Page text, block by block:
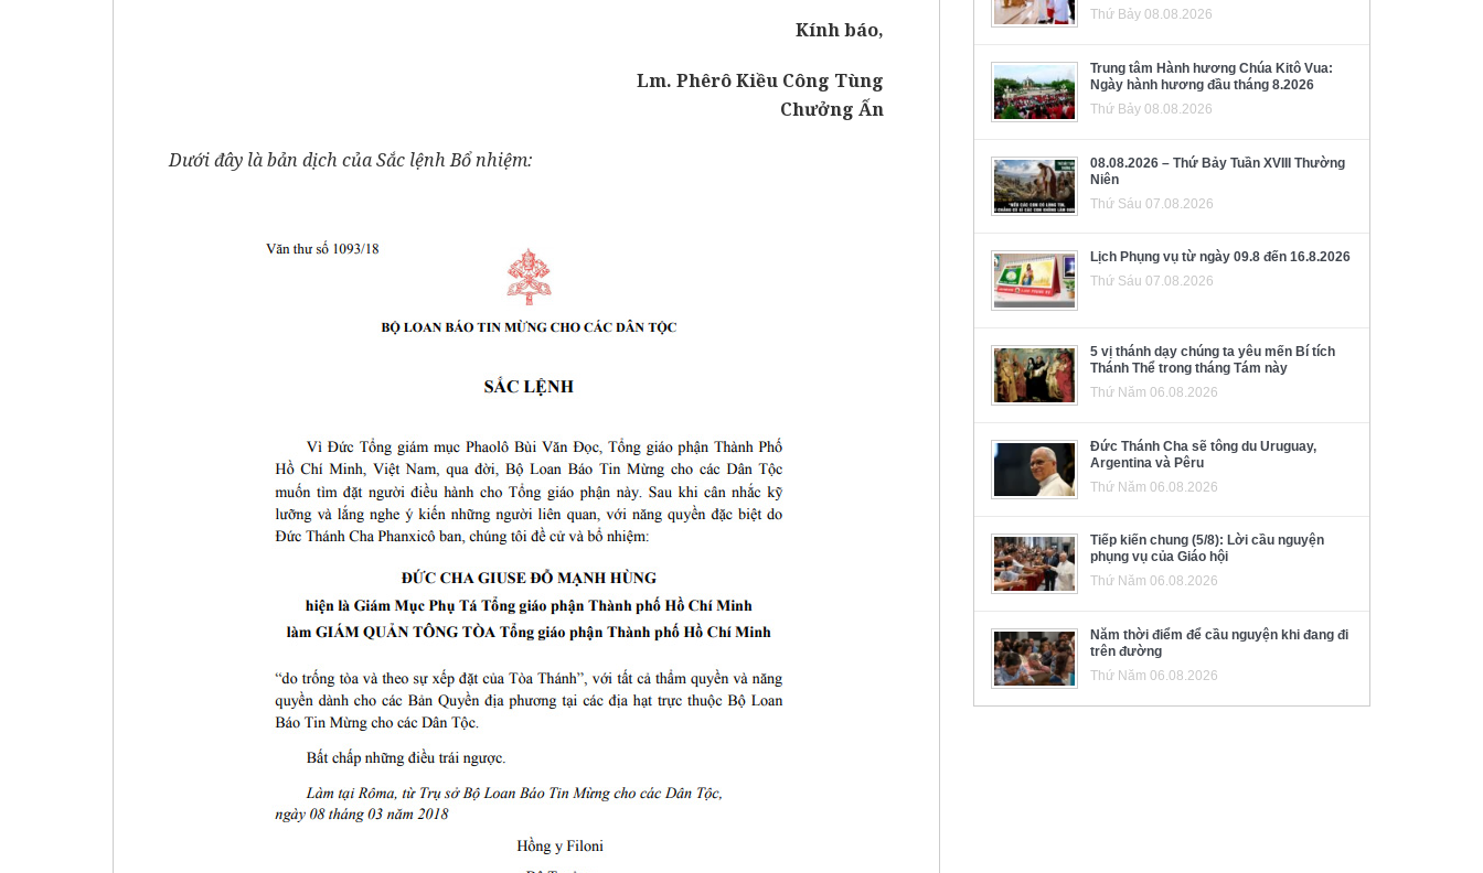
Kính báo,
Lm. Phêrô Kiều Công Tùng
Chưởng Ấn
Dưới đây là bản dịch của Sắc lệnh Bổ nhiệm:
Thứ Bảy 08.08.2026
Trung tâm Hành hương Chúa Kitô Vua:
Ngày hành hương đầu tháng 8.2026
Thứ Bảy 08.08.2026
08.08.2026 – Thứ Bảy Tuần XVIII Thường
Niên
Thứ Sáu 07.08.2026
Lịch Phụng vụ từ ngày 09.8 đến 16.8.2026
Thứ Sáu 07.08.2026
5 vị thánh dạy chúng ta yêu mến Bí tích
Thánh Thể trong tháng Tám này
Thứ Năm 06.08.2026
Đức Thánh Cha sẽ tông du Uruguay,
Argentina và Pêru
Thứ Năm 06.08.2026
Tiếp kiến chung (5/8): Lời cầu nguyện
phụng vụ của Giáo hội
Thứ Năm 06.08.2026
Năm thời điểm để cầu nguyện khi đang đi
trên đường
Thứ Năm 06.08.2026